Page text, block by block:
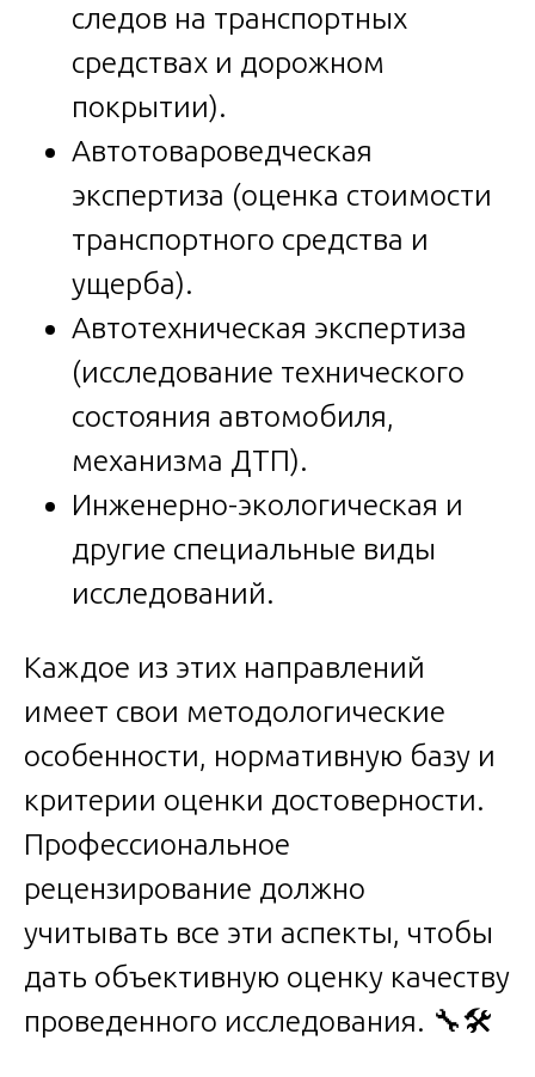
следов на транспортных
средствах и дорожном
покрытии).
Автотовароведческая
экспертиза (оценка стоимости
транспортного средства и
ущерба).
Автотехническая экспертиза
(исследование технического
состояния автомобиля,
механизма ДТП).
Инженерно-экологическая и
другие специальные виды
исследований.
Каждое из этих направлений
имеет свои методологические
особенности, нормативную базу и
критерии оценки достоверности.
Профессиональное
рецензирование должно
учитывать все эти аспекты, чтобы
дать объективную оценку качеству
проведенного исследования. 🔧🛠️